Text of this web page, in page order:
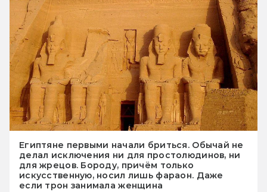
Египтяне первыми начали бриться. Обычай не
делал исключения ни для простолюдинов, ни
для жрецов. Бороду, причём только
искусственную, носил лишь фараон. Даже
если трон занимала женщина